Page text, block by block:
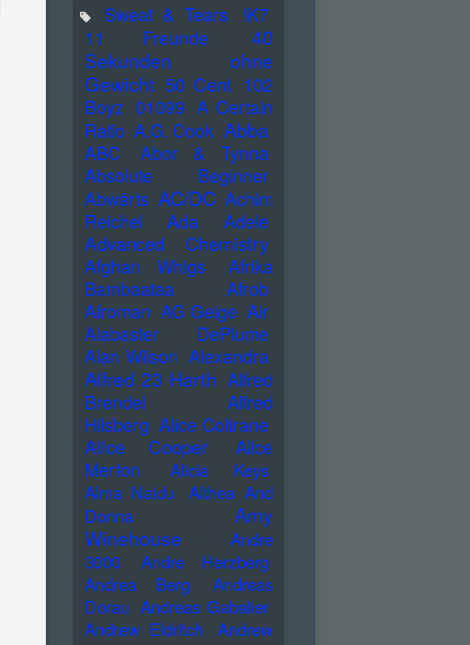
Sweat & Tears
!K7
11 Freunde
40
Sekunden ohne
Gewicht 50 Cent 102
Boyz 01099 A Certain
Ratio A.G. Cook Abba
ABC
Abor & Tynna
Absolute Beginner
Abwärts AC/DC Achim
Reichel
Ada Adele
Advanced Chemistry
Afghan Whigs
Afrika
Bambaataa
Afrob
Afroman AG Geige Air
Alabaster DePlume
Alan Wilson Alexandra
Alfred 23 Harth Alfred
Brendel
Alfred
Hilsberg Alice Coltrane
Alice Cooper
Alice
Merton
Alicia Keys
Alma Naidu
Althea And
Donna
Amy
Winehouse
Andre
3000
Andre Herzberg
Andrea Berg
Andreas
Dorau Andreas Gabalier
Andrew Eldritch
Andrew